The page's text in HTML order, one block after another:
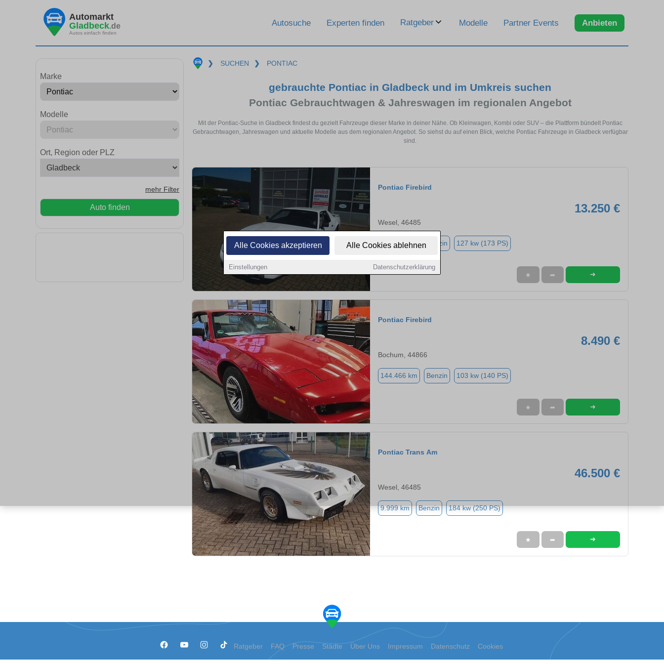
Alle Cookies akzeptieren Alle Cookies ablehnen
Einstellungen Datenschutzerklärung
Automarkt
Gladbeck.de
Autos einfach finden
Autosuche Experten finden Ratgeber Modelle Partner Events Anbieten
Marke
Modelle
Ort, Region oder PLZ
mehr Filter
Auto finden
❯ SUCHEN ❯ PONTIAC
gebrauchte Pontiac in Gladbeck und im Umkreis suchen
Pontiac Gebrauchtwagen & Jahreswagen im regionalen Angebot
Mit der Pontiac-Suche in Gladbeck findest du gezielt Fahrzeuge dieser Marke in deiner Nähe. Ob Kleinwagen, Kombi oder SUV – die Plattform bündelt Pontiac
Gebrauchtwagen, Jahreswagen und aktuelle Modelle aus dem regionalen Angebot. So siehst du auf einen Blick, welche Pontiac Fahrzeuge in Gladbeck verfügbar
sind.
Pontiac Firebird
13.250 €
Wesel, 46485
200.900 km Benzin 127 kw (173 PS)
★ ➦ ➜
Pontiac Firebird
8.490 €
Bochum, 44866
144.466 km Benzin 103 kw (140 PS)
★ ➦ ➜
Pontiac Trans Am
46.500 €
Wesel, 46485
9.999 km Benzin 184 kw (250 PS)
★ ➦ ➜
Ratgeber FAQ Presse Städte Über Uns Impressum Datenschutz Cookies